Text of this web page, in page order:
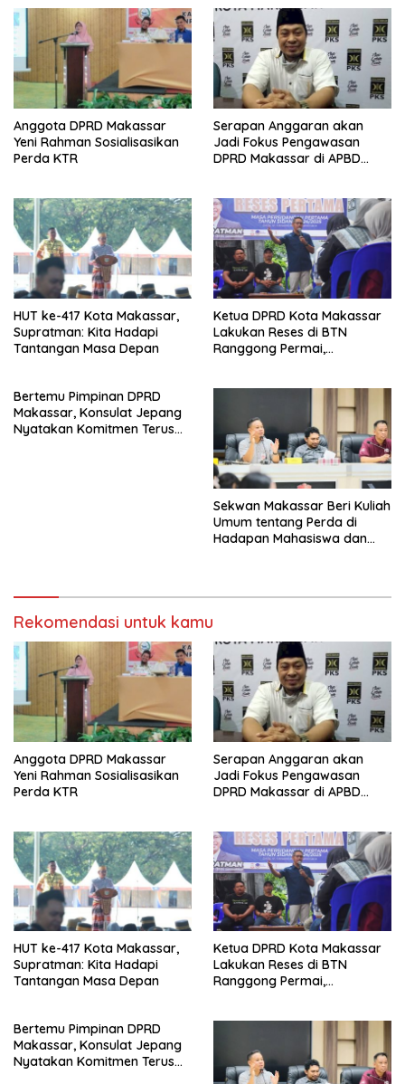
Anggota DPRD Makassar
Yeni Rahman Sosialisasikan
Perda KTR
Serapan Anggaran akan
Jadi Fokus Pengawasan
DPRD Makassar di APBD
HUT ke-417 Kota Makassar,
Supratman: Kita Hadapi
Tantangan Masa Depan
Ketua DPRD Kota Makassar
Lakukan Reses di BTN
Ranggong Permai,
Bertemu Pimpinan DPRD
Makassar, Konsulat Jepang
Nyatakan Komitmen Terus
Sekwan Makassar Beri Kuliah
Umum tentang Perda di
Hadapan Mahasiswa dan
Rekomendasi untuk kamu
Anggota DPRD Makassar
Yeni Rahman Sosialisasikan
Perda KTR
Serapan Anggaran akan
Jadi Fokus Pengawasan
DPRD Makassar di APBD
HUT ke-417 Kota Makassar,
Supratman: Kita Hadapi
Tantangan Masa Depan
Ketua DPRD Kota Makassar
Lakukan Reses di BTN
Ranggong Permai,
Bertemu Pimpinan DPRD
Makassar, Konsulat Jepang
Nyatakan Komitmen Terus